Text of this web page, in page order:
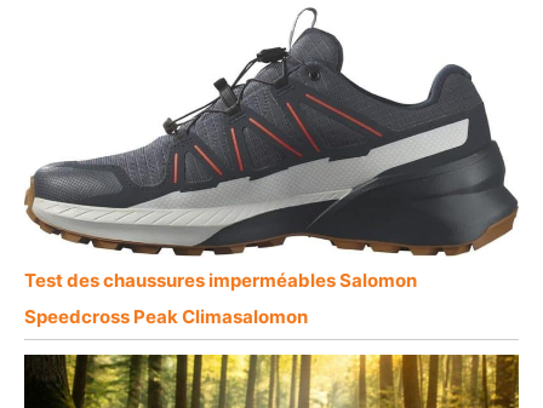
Test des chaussures imperméables Salomon
Speedcross Peak Climasalomon